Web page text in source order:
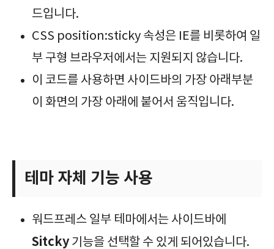
드입니다.
CSS position:sticky 속성은 IE를 비롯하여 일
부 구형 브라우저에서는 지원되지 않습니다.
이 코드를 사용하면 사이드바의 가장 아래부분
이 화면의 가장 아래에 붙어서 움직입니다.
테마 자체 기능 사용
워드프레스 일부 테마에서는 사이드바에
Sitcky 기능을 선택할 수 있게 되어있습니다.